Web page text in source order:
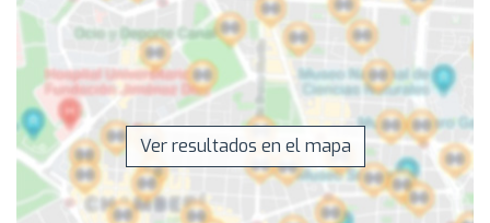
Ver resultados en el mapa